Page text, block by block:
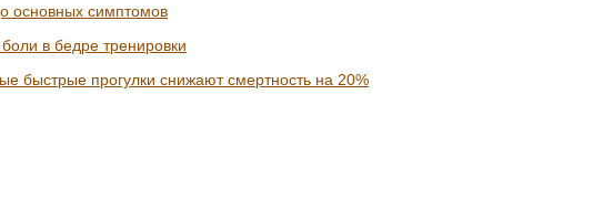
основных симптомов
в бедре тренировки
быстрые прогулки снижают смертность на 20%